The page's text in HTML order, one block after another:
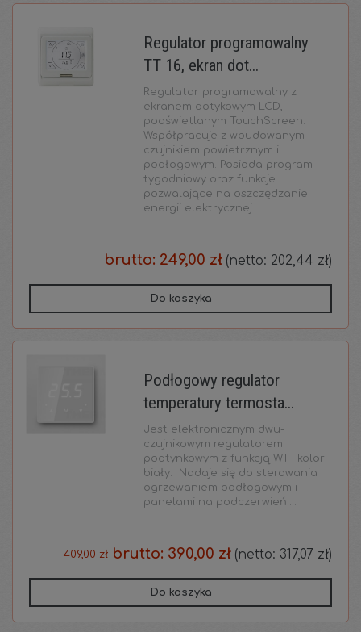
Regulator programowalny
TT 16, ekran dot...
Regulator programowalny z
ekranem dotykowym LCD,
podświetlanym TouchScreen.
Współpracuje z wbudowanym
czujnikiem powietrznym i
podłogowym. Posiada program
tygodniowy oraz funkcje
pozwalające na oszczędzanie
energii elektrycznej....
brutto: 249,00 zł (netto: 202,44 zł)
Do koszyka
Podłogowy regulator
temperatury termosta...
Jest elektronicznym dwu-
czujnikowym regulatorem
podtynkowym z funkcją WiFi kolor
biały. Nadaje się do sterowania
ogrzewaniem podłogowym i
panelami na podczerwień....
409,00 zł brutto: 390,00 zł (netto: 317,07 zł)
Do koszyka